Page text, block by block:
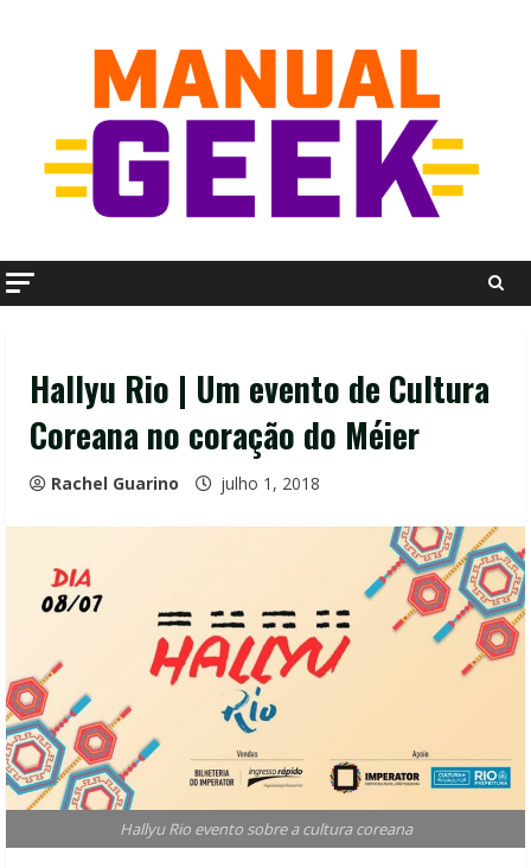
Hallyu Rio | Um evento de Cultura
Coreana no coração do Méier
Rachel Guarino julho 1, 2018
Hallyu Rio evento sobre a cultura coreana